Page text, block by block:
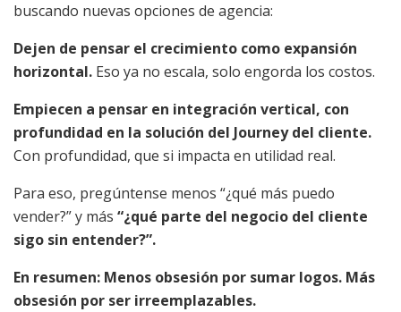
buscando nuevas opciones de agencia:
Dejen de pensar el crecimiento como expansión
horizontal. Eso ya no escala, solo engorda los costos.
Empiecen a pensar en integración vertical, con
profundidad en la solución del Journey del cliente.
Con profundidad, que si impacta en utilidad real.
Para eso, pregúntense menos “¿qué más puedo
vender?” y más “¿qué parte del negocio del cliente
sigo sin entender?”.
En resumen: Menos obsesión por sumar logos. Más
obsesión por ser irreemplazables.